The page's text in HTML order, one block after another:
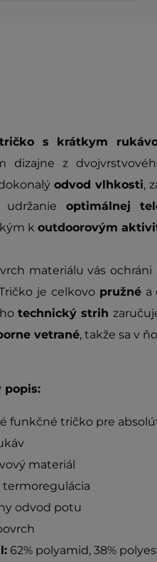
s krátkym
dizajne z
odvod vlhkosti,
udržanie optimálnej
k outdoorovým
materiálu vás
je celkovo pružnéa
technický strih
vetrané, takže sa v
popis:
funkčné tričko pre
materiál
termoregulácia
odvod potu
62% polyamid, 38%